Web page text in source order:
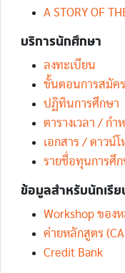
A STORY OF
บริการนักศึกษา
ลงทะเบียน
ขั้นตอนการสมัคร
ปฏิทินการศึกษา
ตารางเวลา / กำ
เอกสาร / ดาวน์โ
รายชื่อทุนการศึก
ข้อมูลสำหรับนักเรีย
Workshop ของ
ค่ายหลักสูตร
Credit Bank